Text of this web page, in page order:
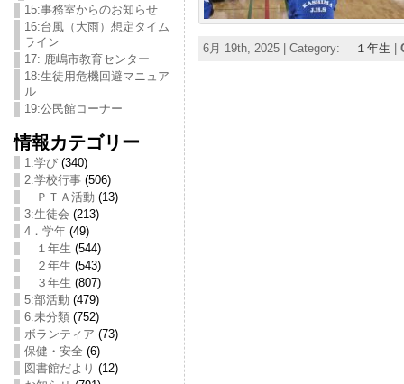
15:事務室からのお知らせ
16:台風（大雨）想定タイム
ライン
17: 鹿嶋市教育センター
18:生徒用危機回避マニュア
ル
19:公民館コーナー
情報カテゴリー
1.学び(340)
2:学校行事(506)
ＰＴＡ活動 (13)
3:生徒会 (213)
4．学年(49)
１年生 (544)
２年生 (543)
３年生 (807)
5:部活動 (479)
6:未分類(752)
ボランティア (73)
保健・安全 (6)
図書館だより (12)
6月 19th, 2025 | Category: １年生